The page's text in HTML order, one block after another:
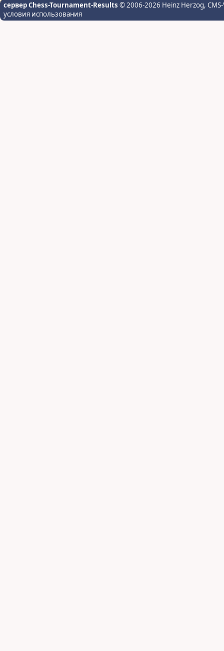
сервер Chess-Tournament-Results © 2006-2026 Heinz Herzog,
условия использования